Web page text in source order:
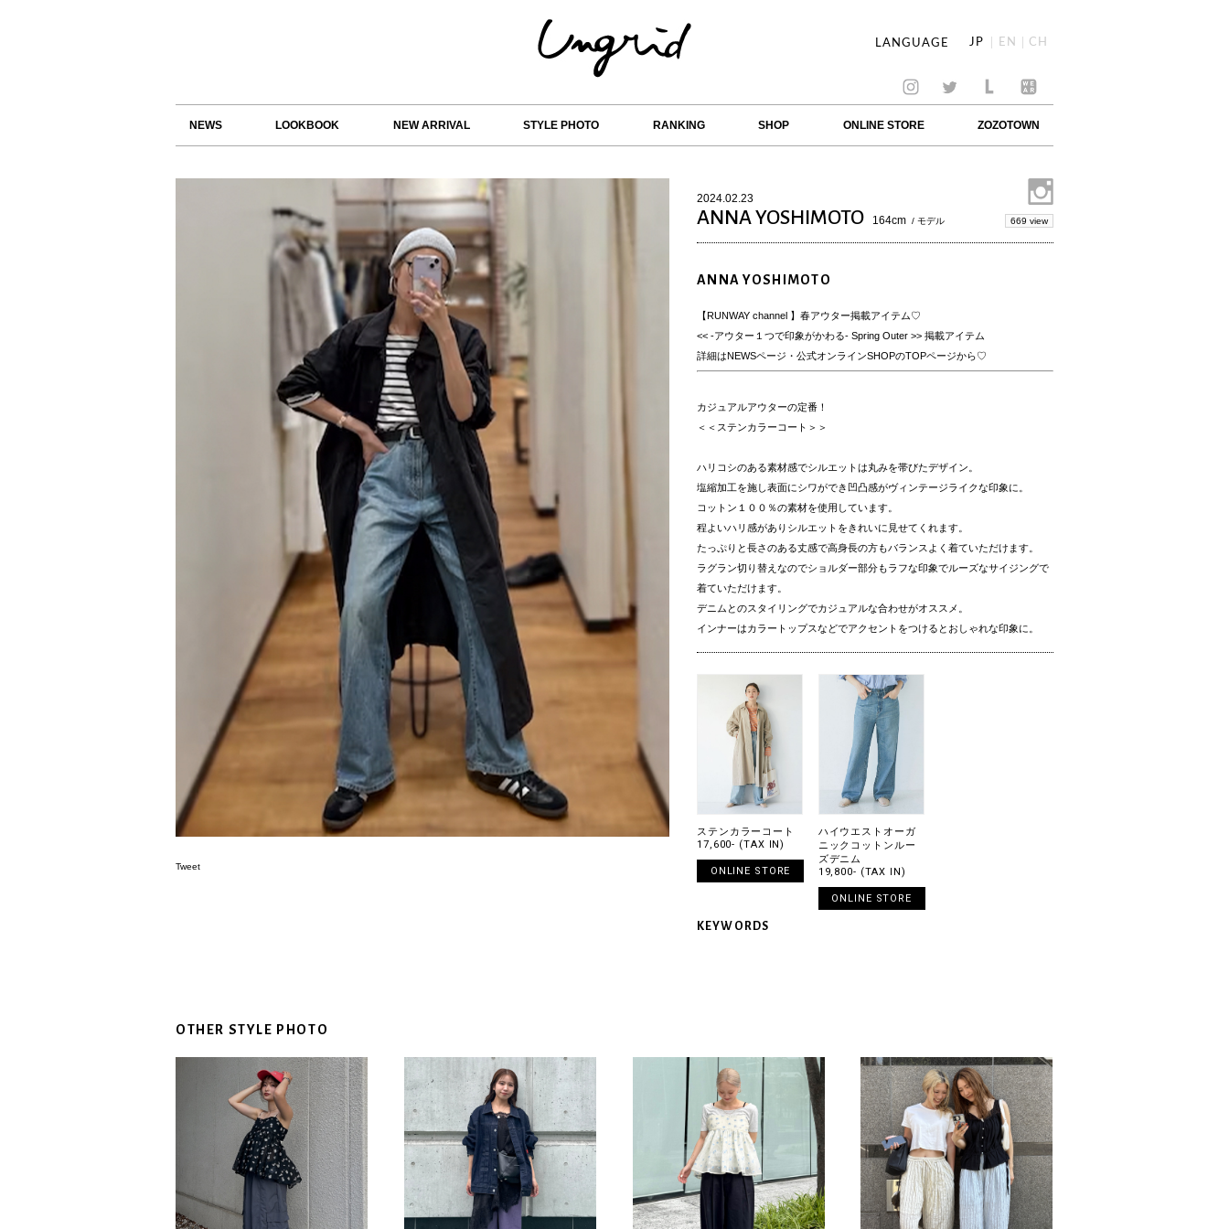
LANGUAGE JP EN CH
NEWS LOOKBOOK NEW ARRIVAL STYLE PHOTO RANKING SHOP ONLINE STORE ZOZOTOWN
Tweet
2024.02.23
ANNA YOSHIMOTO 164cm / モデル 669 view
ANNA YOSHIMOTO
【RUNWAY channel 】春アウター掲載アイテム♡
<< -アウター１つで印象がかわる- Spring Outer >> 掲載アイテム
詳細はNEWSページ・公式オンラインSHOPのTOPページから♡
カジュアルアウターの定番！
＜＜ステンカラーコート＞＞
ハリコシのある素材感でシルエットは丸みを帯びたデザイン。
塩縮加工を施し表面にシワができ凹凸感がヴィンテージライクな印象に。
コットン１００％の素材を使用しています。
程よいハリ感がありシルエットをきれいに見せてくれます。
たっぷりと長さのある丈感で高身長の方もバランスよく着ていただけます。
ラグラン切り替えなのでショルダー部分もラフな印象でルーズなサイジングで
着ていただけます。
デニムとのスタイリングでカジュアルな合わせがオススメ。
インナーはカラートップスなどでアクセントをつけるとおしゃれな印象に。
ステンカラーコート
17,600- (TAX IN)
ONLINE STORE
ハイウエストオーガ
ニックコットンルー
ズデニム
19,800- (TAX IN)
ONLINE STORE
KEYWORDS
OTHER STYLE PHOTO